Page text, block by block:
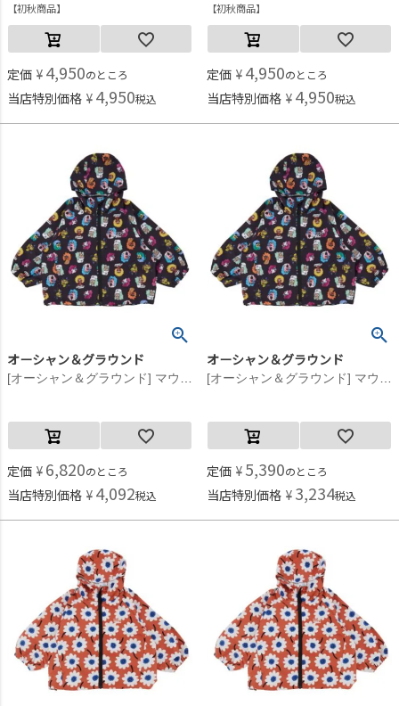
初秋商品
定価 ¥ 4,950のところ
当店特別価格 ¥ 4,950税込
初秋商品
定価 ¥ 4,950のところ
当店特別価格 ¥ 4,950税込
オーシャン＆グラウンド
定価 ¥ 6,820のところ
当店特別価格 ¥ 4,092税込
オーシャン＆グラウンド
定価 ¥ 5,390のところ
当店特別価格 ¥ 3,234税込